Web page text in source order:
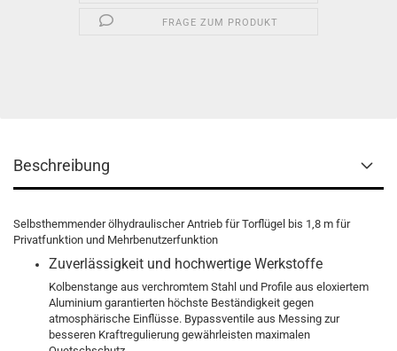
FRAGE ZUM PRODUKT
Beschreibung
Selbsthemmender ölhydraulischer Antrieb für Torflügel bis 1,8 m für
Privatfunktion und Mehrbenutzerfunktion
Zuverlässigkeit und hochwertige Werkstoffe
Kolbenstange aus verchromtem Stahl und Profile aus eloxiertem
Aluminium garantierten höchste Beständigkeit gegen
atmosphärische Einflüsse. Bypassventile aus Messing zur
besseren Kraftregulierung gewährleisten maximalen